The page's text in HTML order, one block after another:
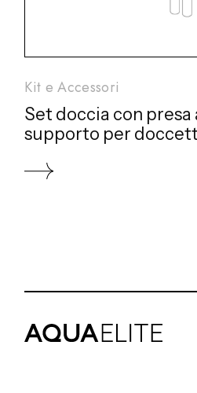
Kit e Accessori
Set doccia con presa
supporto per